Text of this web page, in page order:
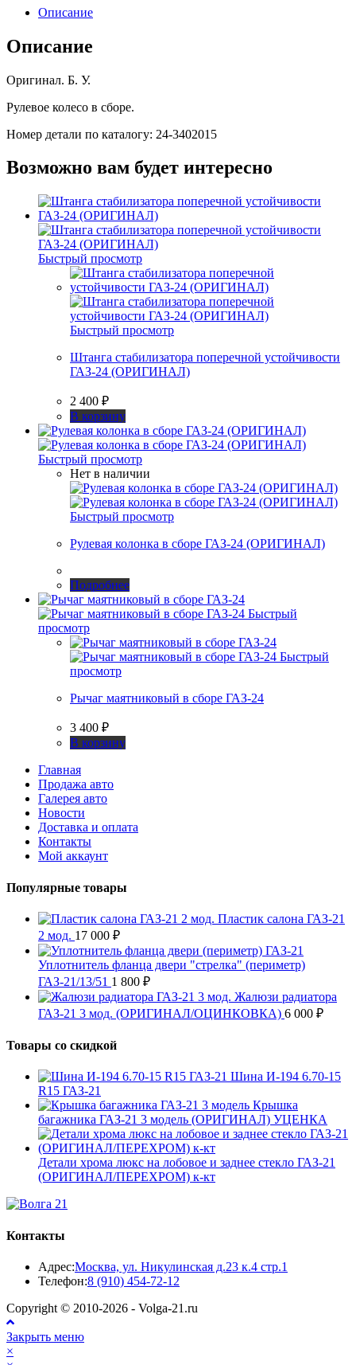
Описание
Описание
Оригинал. Б. У.
Рулевое колесо в сборе.
Номер детали по каталогу: 24-3402015
Возможно вам будет интересно
Быстрый просмотр
Быстрый просмотр
Штанга стабилизатора поперечной устойчивости
ГАЗ-24 (ОРИГИНАЛ)
2 400 ₽
В корзину
Быстрый просмотр
Нет в наличии
Быстрый просмотр
Рулевая колонка в сборе ГАЗ-24 (ОРИГИНАЛ)
Подробнее
Быстрый
просмотр
Быстрый
просмотр
Рычаг маятниковый в сборе ГАЗ-24
3 400 ₽
В корзину
Главная
Продажа авто
Галерея авто
Новости
Доставка и оплата
Контакты
Мой аккаунт
Популярные товары
Пластик салона ГАЗ-21
2 мод. 17 000 ₽
Уплотнитель фланца двери "стрелка" (периметр)
ГАЗ-21/13/51 1 800 ₽
Жалюзи радиатора
ГАЗ-21 3 мод. (ОРИГИНАЛ/ОЦИНКОВКА) 6 000 ₽
Товары со скидкой
Шина И-194 6.70-15
R15 ГАЗ-21
Крышка
багажника ГАЗ-21 3 модель (ОРИГИНАЛ) УЦЕНКА
Детали хрома люкс на лобовое и заднее стекло ГАЗ-21
(ОРИГИНАЛ/ПЕРЕХРОМ) к-кт
Контакты
Адрес:Москва, ул. Никулинская д.23 к.4 стр.1
Телефон:8 (910) 454-72-12
вашем
Copyright © 2010-2026 - Volga-21.ru
Закрыть меню
×